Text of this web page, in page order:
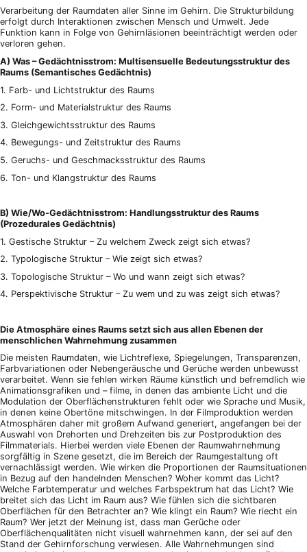
Verarbeitung der Raumdaten aller Sinne im Gehirn. Die Strukturbildung
erfolgt durch Interaktionen zwischen Mensch und Umwelt. Jede
Funktion kann in Folge von Gehirnläsionen beeinträchtigt werden oder
verloren gehen.
A) Was – Gedächtnisstrom: Multisensuelle Bedeutungsstruktur des
Raums (Semantisches Gedächtnis)
1. Farb- und Lichtstruktur des Raums
2. Form- und Materialstruktur des Raums
3. Gleichgewichtsstruktur des Raums
4. Bewegungs- und Zeitstruktur des Raums
5. Geruchs- und Geschmacksstruktur des Raums
6. Ton- und Klangstruktur des Raums
B) Wie/Wo-Gedächtnisstrom: Handlungsstruktur des Raums
(Prozedurales Gedächtnis)
1. Gestische Struktur – Zu welchem Zweck zeigt sich etwas?
2. Typologische Struktur – Wie zeigt sich etwas?
3. Topologische Struktur – Wo und wann zeigt sich etwas?
4. Perspektivische Struktur – Zu wem und zu was zeigt sich etwas?
Die Atmosphäre eines Raums setzt sich aus allen Ebenen der
menschlichen Wahrnehmung zusammen
Die meisten Raumdaten, wie Lichtreflexe, Spiegelungen, Transparenzen,
Farbvariationen oder Nebengeräusche und Gerüche werden unbewusst
verarbeitet. Wenn sie fehlen wirken Räume künstlich und befremdlich wie
Animationsgrafiken und – filme, in denen das ambiente Licht und die
Modulation der Oberflächenstrukturen fehlt oder wie Sprache und Musik,
in denen keine Obertöne mitschwingen. In der Filmproduktion werden
Atmosphären daher mit großem Aufwand generiert, angefangen bei der
Auswahl von Drehorten und Drehzeiten bis zur Postproduktion des
Filmmaterials. Hierbei werden viele Ebenen der Raumwahrnehmung
sorgfältig in Szene gesetzt, die im Bereich der Raumgestaltung oft
vernachlässigt werden. Wie wirken die Proportionen der Raumsituationen
in Bezug auf den handelnden Menschen? Woher kommt das Licht?
Welche Farbtemperatur und welches Farbspektrum hat das Licht? Wie
breitet sich das Licht im Raum aus? Wie fühlen sich die sichtbaren
Oberflächen für den Betrachter an? Wie klingt ein Raum? Wie riecht ein
Raum? Wer jetzt der Meinung ist, dass man Gerüche oder
Oberflächenqualitäten nicht visuell wahrnehmen kann, der sei auf den
Stand der Gehirnforschung verwiesen. Alle Wahrnehmungen sind